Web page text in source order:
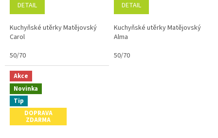
DETAIL
Kuchyňské utěrky Matějovský
Carol
50/70
DETAIL
Kuchyňské utěrky Matějovský
Alma
50/70
Akce
Novinka
Tip
DOPRAVA
ZDARMA